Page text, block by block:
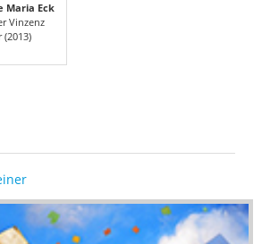
Maria Eck
Vinzenz
(2013)